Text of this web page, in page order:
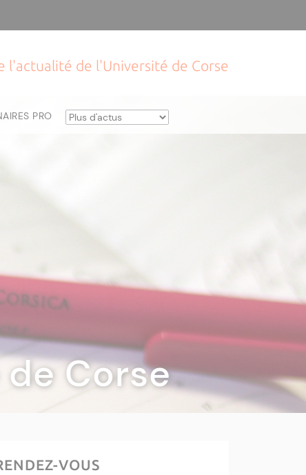
l'actualité de l'Université de Corse
PRO
Corse
VOUS